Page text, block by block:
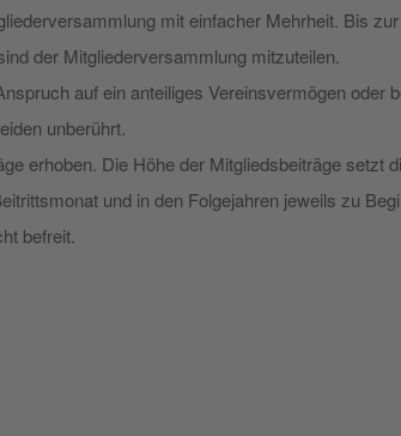
mit einfacher Mehrheit. Bis
der Mitgliederversammlung mitzuteilen.
auf ein anteiliges Vereinsvermögen oder
unberührt.
erhoben. Die Höhe der Mitgliedsbeiträge
und in den Folgejahren jeweils zu
befreit.